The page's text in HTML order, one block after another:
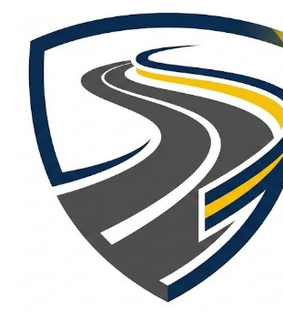
Skip
content